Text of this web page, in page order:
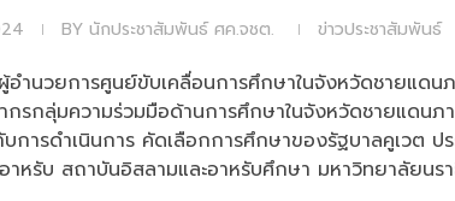
BY นักประชาสัมพันธ์ ศค.จชต. ข่าวประชาสัมพันธ์
ำนวยการศูนย์ขับเคลื่อนการศึกษาในจังหวัดชายแดน
กลุ่มความร่วมมือด้านการศึกษาในจังหวัดชายแดนภา
การดำเนินการ คัดเลือกการศึกษาของรัฐบาลคูเวต
าหรับ สถาบันอิสลามและอาหรับศึกษา มหาวิทยาลัยนร